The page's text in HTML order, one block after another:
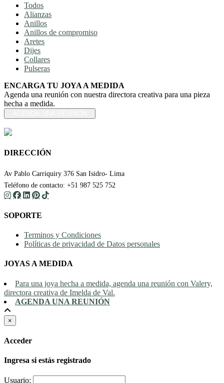
Todos
Alianzas
Anillos
Anillos de compromiso
Aretes
Dijes
Collares
Pulseras
ENCARGA TU JOYA A MEDIDA
Agenda una reunión con nuestra directora creativa para una pieza
hecha a medida.
DIRECCIÓN
Av Pablo Carriquiry 376 San Isidro- Lima
Teléfono de contacto: +51 987 525 752
SOPORTE
Terminos y Condiciones
Políticas de privacidad de Datos personales
JOYAS A MEDIDA
Para una joya hecha a medida, agenda una reunión con Valery,
directora creativa de Imelda de Val.
AGENDA UNA REUNIÓN
×
Acceder
Ingresa si estás registrado
Usuario: